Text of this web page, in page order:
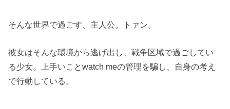
そんな世界で過ごす、主人公。トァン。
彼女はそんな環境から逃げ出し、戦争区域で過ごしてい
る少女。上手いことwatch meの管理を騙し、自身の考え
で行動している。